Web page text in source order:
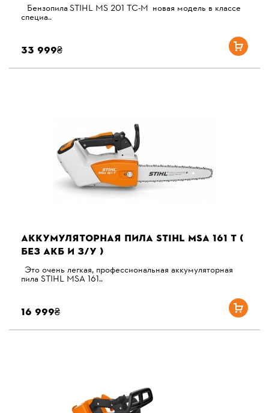
Бензопила STIHL MS 201 TС-М новая модель в классе
специа..
33 999₴
АККУМУЛЯТОРНАЯ ПИЛА STIHL MSA 161 T (
БЕЗ АКБ И З/У )
Это очень легкая, профессиональная аккумуляторная
пила STIHL MSA 161..
16 999₴